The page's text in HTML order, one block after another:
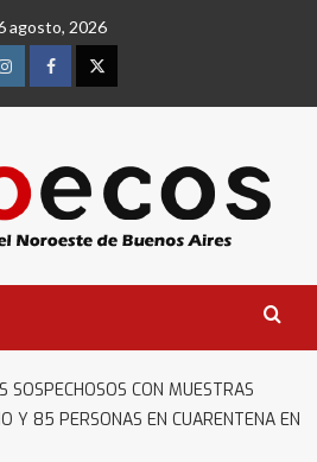
agosto, 2026
InstagramFacebookTwitter
SOSPECHOSOS CON MUESTRAS
Y 85 PERSONAS EN CUARENTENA EN